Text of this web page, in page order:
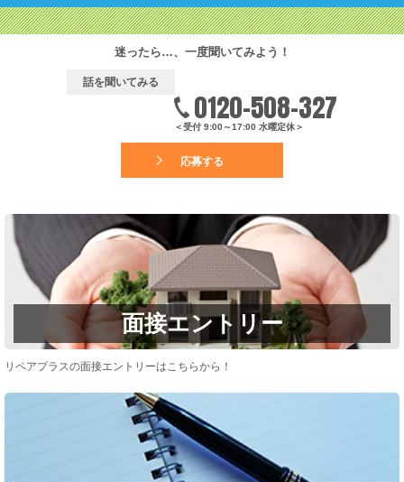
迷ったら…、一度聞いてみよう！
話を聞いてみる
0120-508-327
＜受付 9:00～17:00 水曜定休＞
応募する
面接エントリー
リペアプラスの面接エントリーはこちらから！